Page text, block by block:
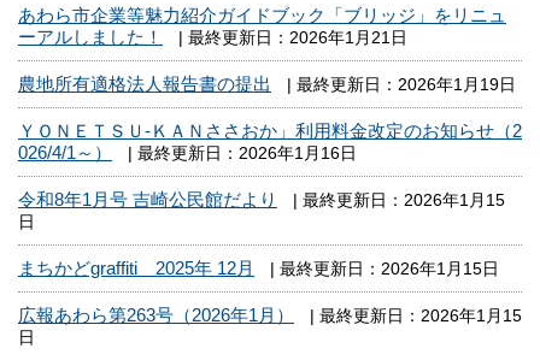
あわら市企業等魅力紹介ガイドブック「ブリッジ」をリニュ
ーアルしました！
| 最終更新日：2026年1月21日
農地所有適格法人報告書の提出 | 最終更新日：2026年1月19日
ＹＯＮＥＴＳＵ-ＫＡＮささおか」利用料金改定のお知らせ（2
026/4/1～）
| 最終更新日：2026年1月16日
令和8年1月号 吉崎公民館だより
| 最終更新日：2026年1月15
日
まちかどgraffiti 2025年 12月 | 最終更新日：2026年1月15日
広報あわら第263号（2026年1月）
| 最終更新日：2026年1月15
日